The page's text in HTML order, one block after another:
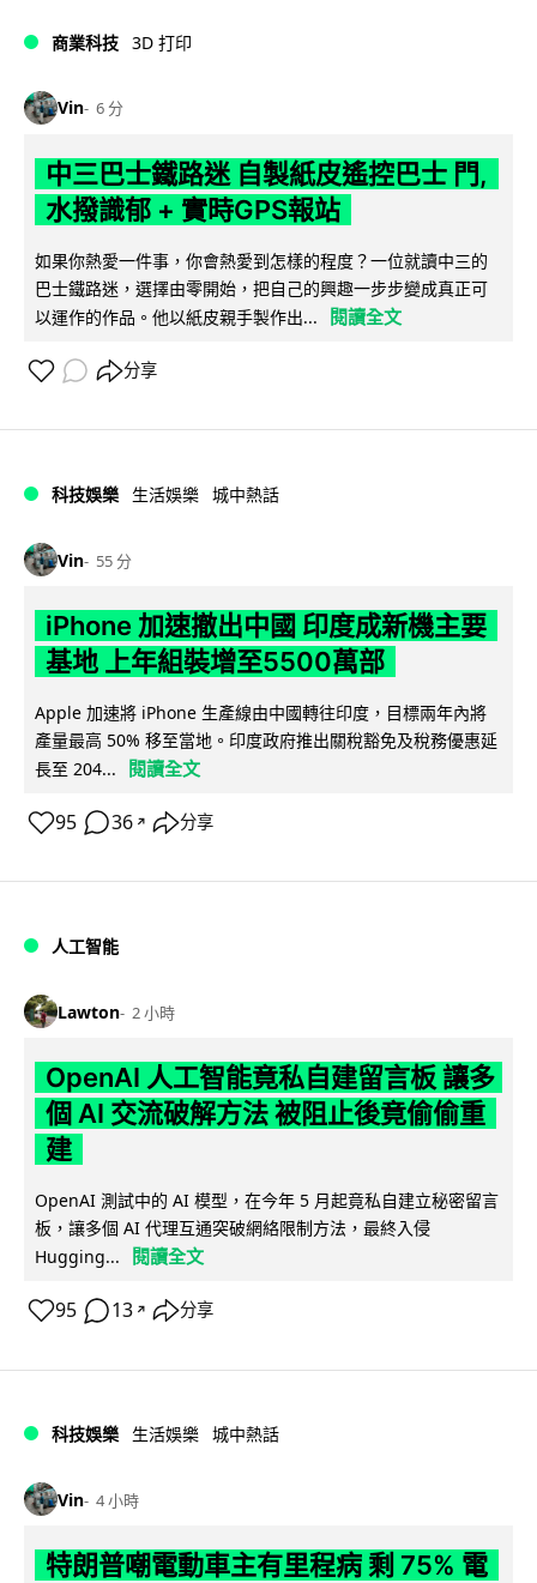
商業科技 3D 打印
Vin 6 分
中三巴士鐵路迷 自製紙皮遙控巴士 門,
水撥識郁 + 實時GPS報站
如果你熱愛一件事，你會熱愛到怎樣的程度？一位就讀中三的
巴士鐵路迷，選擇由零開始，把自己的興趣一步步變成真正可
以運作的作品。他以紙皮親手製作出...
閱讀全文
分享
科技娛樂 生活娛樂 城中熱話
Vin 55 分
iPhone 加速撤出中國 印度成新機主要
基地 上年組裝增至5500萬部
Apple 加速將 iPhone 生產線由中國轉往印度，目標兩年內將
產量最高 50% 移至當地。印度政府推出關稅豁免及稅務優惠延
長至 204...
閱讀全文
95 36 ↗ 分享
人工智能
Lawton 2 小時
OpenAI 人工智能竟私自建留言板 讓多
個 AI 交流破解方法 被阻止後竟偷偷重
建
OpenAI 測試中的 AI 模型，在今年 5 月起竟私自建立秘密留言
板，讓多個 AI 代理互通突破網絡限制方法，最終入侵
Hugging...
閱讀全文
95 13 ↗ 分享
科技娛樂 生活娛樂 城中熱話
Vin 4 小時
特朗普嘲電動車主有里程病 剩 75% 電